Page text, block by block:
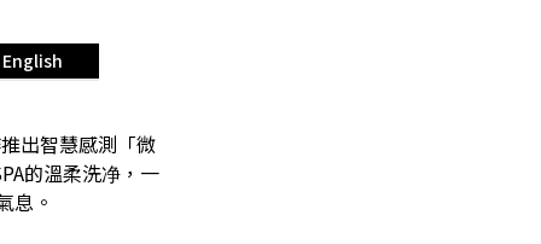
English
出智慧感測「微
的溫柔洗净，一
息。